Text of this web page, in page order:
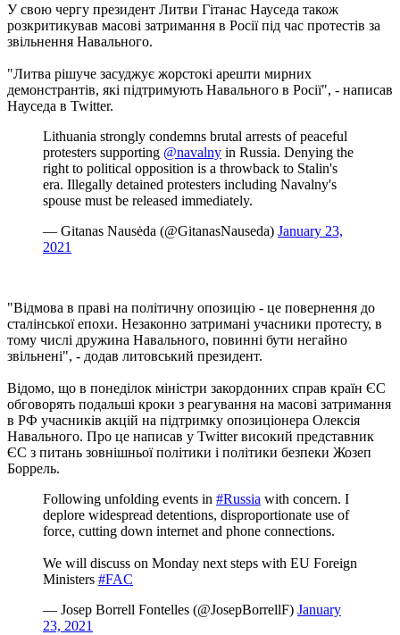
У свою чергу президент Литви Гітанас Науседа також
розкритикував масові затримання в Росії під час протестів за
звільнення Навального.
"Литва рішуче засуджує жорстокі арешти мирних
демонстрантів, які підтримують Навального в Росії", - написав
Науседа в Twitter.
Lithuania strongly condemns brutal arrests of peaceful
protesters supporting @navalny in Russia. Denying the
right to political opposition is a throwback to Stalin's
era. Illegally detained protesters including Navalny's
spouse must be released immediately.
— Gitanas Nausėda (@GitanasNauseda) January 23,
2021
"Відмова в праві на політичну опозицію - це повернення до
сталінської епохи. Незаконно затримані учасники протесту, в
тому числі дружина Навального, повинні бути негайно
звільнені", - додав литовський президент.
Відомо, що в понеділок міністри закордонних справ країн ЄС
обговорять подальші кроки з реагування на масові затримання
в РФ учасників акцій на підтримку опозиціонера Олексія
Навального. Про це написав у Twitter високий представник
ЄС з питань зовнішньої політики і політики безпеки Жозеп
Боррель.
Following unfolding events in #Russia with concern. I
deplore widespread detentions, disproportionate use of
force, cutting down internet and phone connections.
We will discuss on Monday next steps with EU Foreign
Ministers #FAC
— Josep Borrell Fontelles (@JosepBorrellF) January
23, 2021